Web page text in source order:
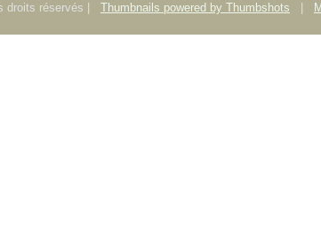
droits réservés |
Thumbnails powered by Thumbshots